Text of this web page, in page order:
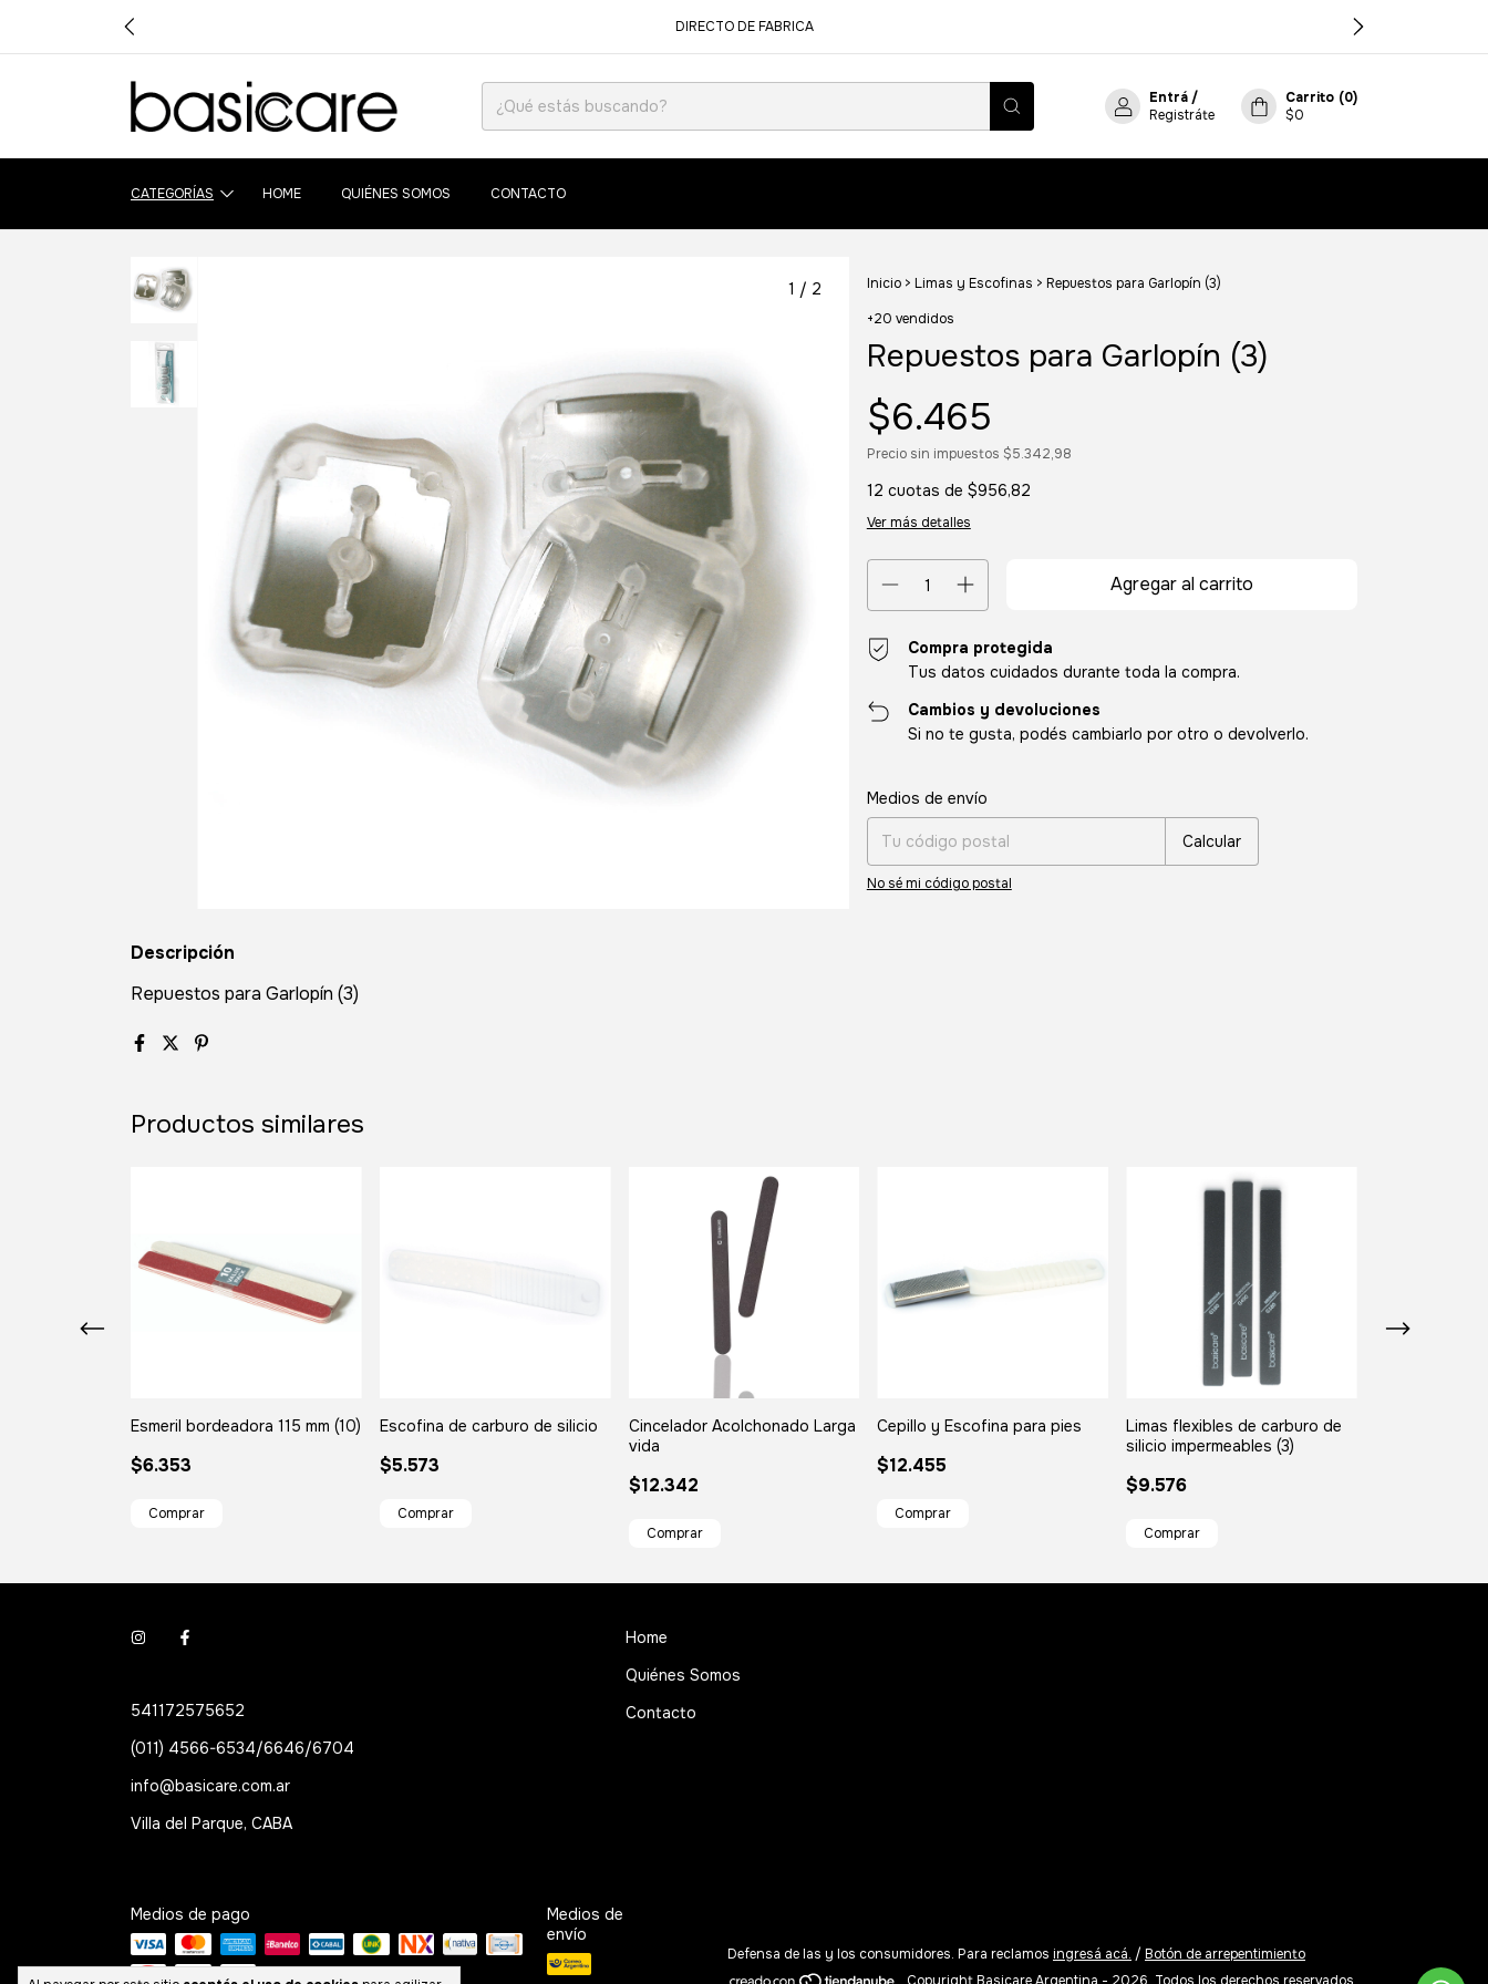
DIRECTO DE FABRICA
Entrá /
Registráte
Carrito (0)
$0
CATEGORÍAS HOME QUIÉNES SOMOS CONTACTO
1 / 2 Inicio > Limas y Escofinas > Repuestos para Garlopín (3)
+20 vendidos
Repuestos para Garlopín (3)
$6.465
Precio sin impuestos $5.342,98
12 cuotas de $956,82
Ver más detalles
Compra protegida
Tus datos cuidados durante toda la compra.
Cambios y devoluciones
Si no te gusta, podés cambiarlo por otro o devolverlo.
Entregas para el CP:
Medios de envío
Calcular
No sé mi código postal
Descripción
Repuestos para Garlopín (3)
Productos similares
Esmeril bordeadora 115 mm (10)
$6.353
Escofina de carburo de silicio
$5.573
Cincelador Acolchonado Larga
vida
$12.342
Cepillo y Escofina para pies
$12.455
Limas flexibles de carburo de
silicio impermeables (3)
$9.576
541172575652
(011) 4566-6534/6646/6704
info@basicare.com.ar
Villa del Parque, CABA
Home
Quiénes Somos
Contacto
Medios de pago
Medios de
envío
Defensa de las y los consumidores. Para reclamos ingresá acá. / Botón de arrepentimiento